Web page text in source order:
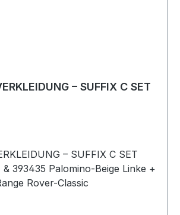
– SUFFIX C SET
– SUFFIX C SET
393435 Palomino-Beige Linke +
Seite Range Rover-Classic